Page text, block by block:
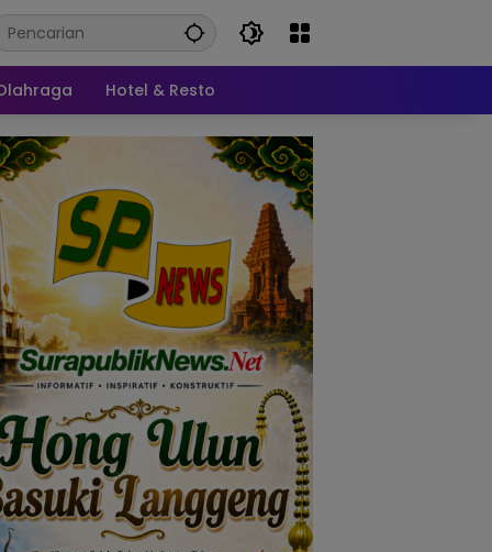
Hotel & Resto